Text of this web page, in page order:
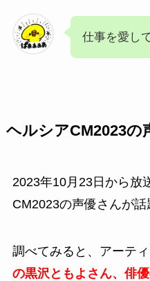
仕事を愛し
ヘルシアCM2023の
2023年10月23日から放
CM2023の声優さんが話
調べてみると、アーテ
の黒沢ともよさん、俳